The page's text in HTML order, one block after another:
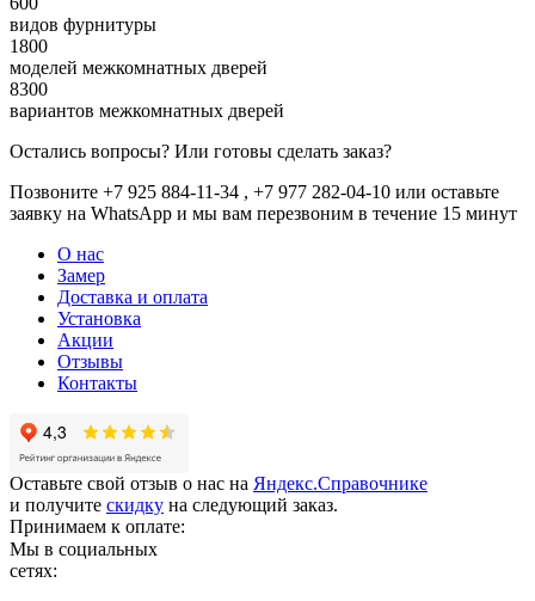
видов фурнитуры
1800
моделей межкомнатных дверей
8300
вариантов межкомнатных дверей
Остались вопросы? Или готовы сделать заказ?
Позвоните +7 925 884-11-34 , +7 977 282-04-10 или оставьте
заявку на WhatsApp и мы вам перезвоним в течение 15 минут
О нас
Замер
Доставка и оплата
Установка
Акции
Отзывы
Контакты
Оставьте свой отзыв о нас на Яндекс.Справочнике
и получите скидку на следующий заказ.
Принимаем к оплате:
Мы в социальных
сетях: